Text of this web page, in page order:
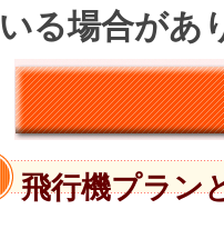
いる場合があ
飛行機プラン